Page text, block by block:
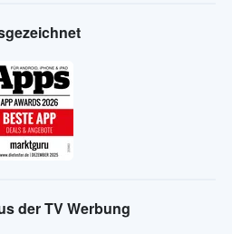
der TV Werbung